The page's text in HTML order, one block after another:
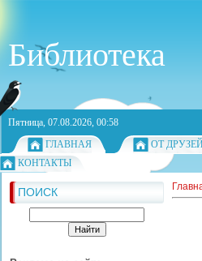
Библиотека
Пятница, 07.08.2026, 00:58
ГЛАВНАЯ
ОТ
КОНТАКТЫ
ПОИСК